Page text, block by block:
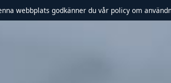
webbplats godkänner du vår policy om